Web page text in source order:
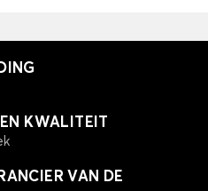
KWALITEIT
VAN DE